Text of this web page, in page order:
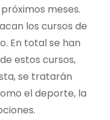
meses.
los cursos de
En total se han
estos cursos,
se tratarán
el deporte, la